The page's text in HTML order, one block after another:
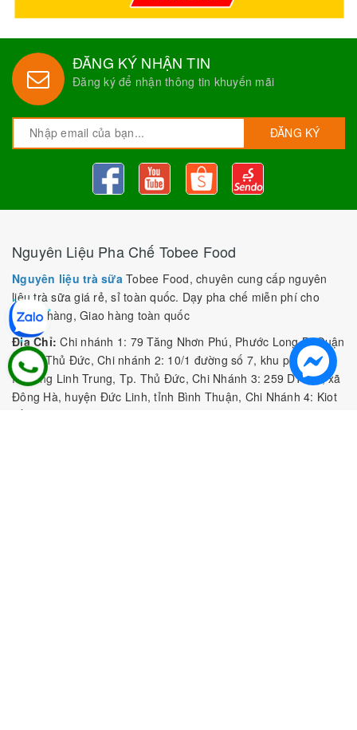
ĐĂNG KÝ NHẬN TIN
Đăng ký để nhận thông tin khuyến mãi
ĐĂNG KÝ
Nguyên Liệu Pha Chế Tobee Food
Nguyên liệu trà sữa Tobee Food, chuyên cung cấp nguyên
liệu trà sữa giá rẻ, sỉ toàn quốc. Dạy pha chế miễn phí cho
khách hàng, Giao hàng toàn quốc
Địa Chỉ: Chi nhánh 1: 79 Tăng Nhơn Phú, Phước Long B, Quận
9, TP. Thủ Đức, Chi nhánh 2: 10/1 đường số 7, khu phố 3,
Phường Linh Trung, Tp. Thủ Đức, Chi Nhánh 3: 259 DT766, xã
Đông Hà, huyện Đức Linh, tỉnh Bình Thuận, Chi Nhánh 4: Kiot
số 1 - Chợ Túy Loan - Đường Quảng Xương - Hòa Phong - Hòa